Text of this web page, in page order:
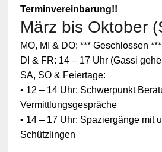
Terminvereinbarung!!
März bis Oktober
MO, MI & DO: *** Geschlossen ***
DI & FR: 14 – 17 Uhr (Gassi
SA, SO & Feiertage:
• 12 – 14 Uhr: Schwerpunkt
Vermittlungsgespräche
• 14 – 17 Uhr: Spaziergänge mit
Schützlingen
Zum
Schutz
Ihrer
persönlic
hen
Daten ist
die
Verbindun
g zu
blockiert